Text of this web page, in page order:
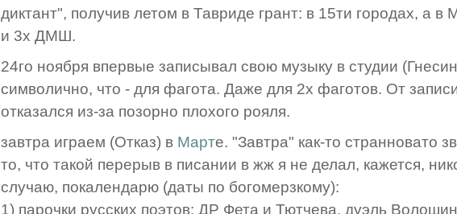
диктант", получив летом в Тавриде грант: в 15ти городах, а в
и 3х ДМШ.
24го ноября впервые записывал свою музыку в студии
символично, что - для фагота. Даже для 2х фаготов. От
отказался из-за позорно плохого рояля.
завтра играем (Отказ) в Марте. "Завтра" как-то странновато
то, что такой перерыв в писании в жж я не делал, кажется,
случаю, покалендарю (даты по богомерзкому):
1) парочки русских поэтов: ДР Фета и Тютчева, дуэль